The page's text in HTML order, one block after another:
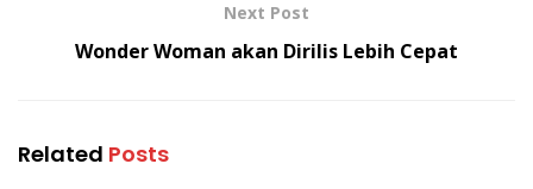
Next Post
Wonder Woman akan Dirilis Lebih Cepat
Related Posts